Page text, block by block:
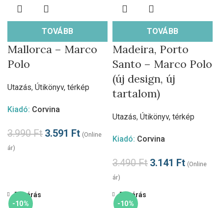
TOVÁBB
Mallorca – Marco
Polo
Utazás, Útikönyv, térkép
Kiadó: Corvina
3.990Ft 3.591 Ft (Online
ár)
TOVÁBB
Madeira, Porto
Santo – Marco Polo
(új design, új
tartalom)
Utazás, Útikönyv, térkép
Kiadó: Corvina
3.490Ft 3.141 Ft (Online
ár)
-10%
Bezárás
-10%
Bezárás